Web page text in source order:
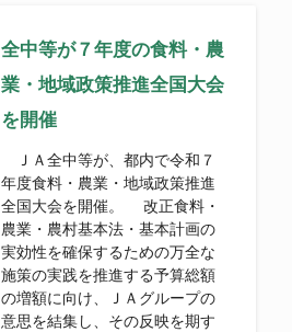
全中等が７年度の食料・農
業・地域政策推進全国大会
を開催
ＪＡ全中等が、都内で令和７
年度食料・農業・地域政策推進
全国大会を開催。 改正食料・
農業・農村基本法・基本計画の
実効性を確保するための万全な
施策の実践を推進する予算総額
の増額に向け、ＪＡグループの
意思を結集し、その反映を期す